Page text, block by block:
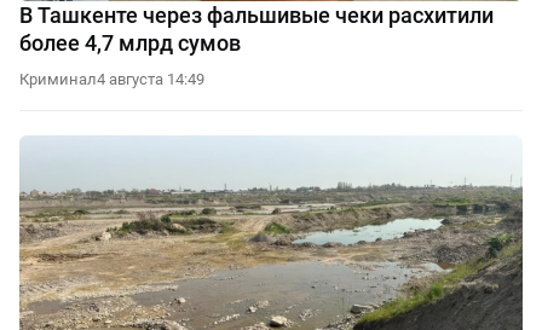
В Ташкенте через фальшивые чеки расхитили
более 4,7 млрд сумов
Криминал4 августа 14:49